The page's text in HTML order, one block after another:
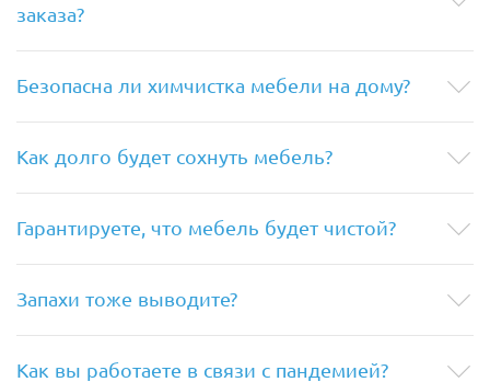
заказа?
Безопасна ли химчистка мебели на дому?
Как долго будет сохнуть мебель?
Гарантируете, что мебель будет чистой?
Запахи тоже выводите?
Как вы работаете в связи с пандемией?